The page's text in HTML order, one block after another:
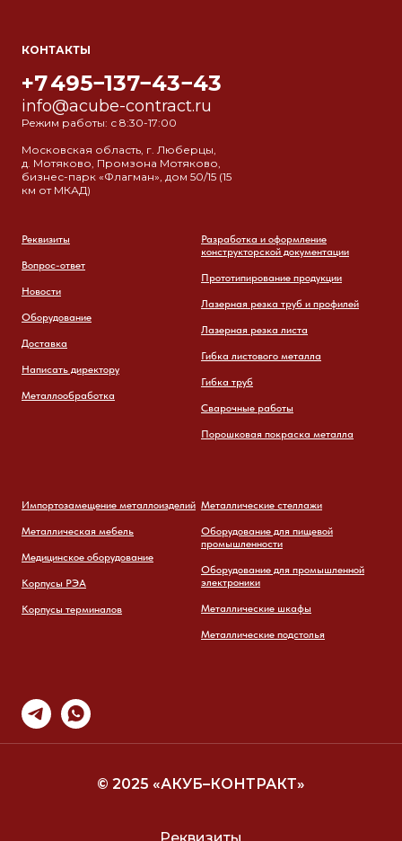
КОНТАКТЫ
+7 495−137−43−43
info@acube-contract.ru
Режим работы: с 8:30-17:00
Московская область, г. Люберцы,
д. Мотяково, Промзона Мотяково,
бизнес-парк «Флагман», дом 50/15 (15
км от МКАД)
Реквизиты
Вопрос-ответ
Новости
Оборудование
Доставка
Написать директору
Металлообработка
Разработка и оформление
конструкторской документации
Прототипирование продукции
Лазерная резка труб и профилей
Лазерная резка листа
Гибка листового металла
Гибка труб
Сварочные работы
Порошковая покраска металла
Импортозамещение металлоизделий
Металлическая мебель
Медицинское оборудование
Корпусы РЭА
Корпусы терминалов
Металлические стеллажи
Оборудование для пищевой
промышленности
Оборудование для промышленной
электроники
Металлические шкафы
Металлические подстолья
Реквизиты
© 2025 «АКУБ–КОНТРАКТ»